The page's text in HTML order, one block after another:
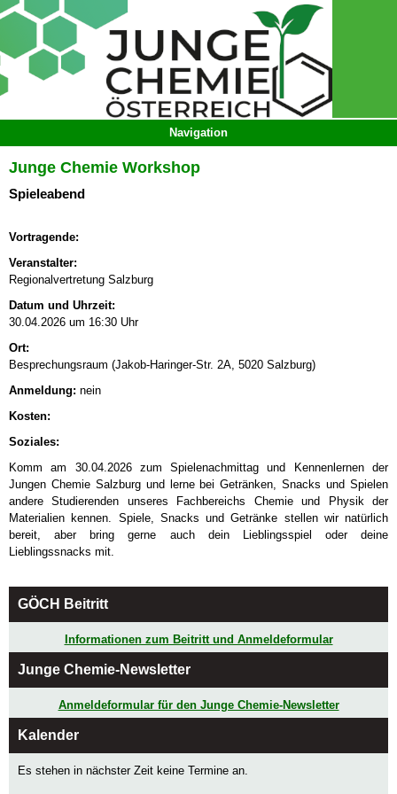
Junge Chemie Workshop
Spieleabend
Vortragende:
Veranstalter:
Regionalvertretung Salzburg
Datum und Uhrzeit:
30.04.2026 um 16:30 Uhr
Ort:
Besprechungsraum (Jakob-Haringer-Str. 2A, 5020 Salzburg)
Anmeldung: nein
Kosten:
Soziales:
Komm am 30.04.2026 zum Spielenachmittag und Kennenlernen der
Jungen Chemie Salzburg und lerne bei Getränken, Snacks und Spielen
andere Studierenden unseres Fachbereichs Chemie und Physik der
Materialien kennen. Spiele, Snacks und Getränke stellen wir natürlich
bereit, aber bring gerne auch dein Lieblingsspiel oder deine
Lieblingssnacks mit.
GÖCH Beitritt
Informationen zum Beitritt und Anmeldeformular
Junge Chemie-Newsletter
Anmeldeformular für den Junge Chemie-Newsletter
Kalender
Es stehen in nächster Zeit keine Termine an.